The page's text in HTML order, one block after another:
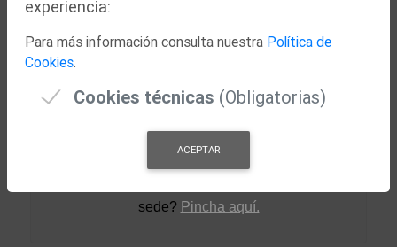
sede? Pincha aquí.
experiencia:
Para más información consulta nuestra Política de
Cookies.
Cookies técnicas (Obligatorias)
ACEPTAR